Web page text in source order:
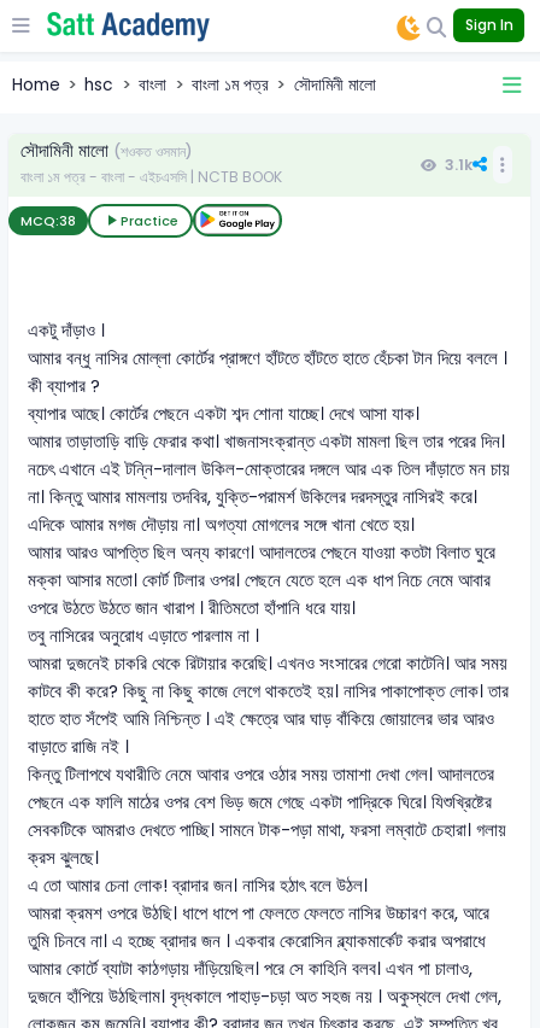
Sign In
Home hsc বাংলা বাংলা ১ম পত্র সৌদামিনী মালো
সৌদামিনী মালো (শওকত ওসমান)
বাংলা ১ম পত্র - বাংলা - এইচএসসি | NCTB BOOK
3.1k
MCQ:38 Practice
একটু দাঁড়াও ।
আমার বন্ধু নাসির মোল্লা কোর্টের প্রাঙ্গণে হাঁটতে হাঁটতে হাতে হেঁচকা টান দিয়ে বললে ।
কী ব্যাপার ?
ব্যাপার আছে। কোর্টের পেছনে একটা শব্দ শোনা যাচ্ছে। দেখে আসা যাক।
আমার তাড়াতাড়ি বাড়ি ফেরার কথা। খাজনাসংক্রান্ত একটা মামলা ছিল তার পরের দিন।
নচেৎ এখানে এই টন্নি-দালাল উকিল-মোক্তারের দঙ্গলে আর এক তিল দাঁড়াতে মন চায়
না। কিন্তু আমার মামলায় তদবির, যুক্তি-পরামর্শ উকিলের দরদস্তুর নাসিরই করে।
এদিকে আমার মগজ দৌড়ায় না। অগত্যা মোগলের সঙ্গে খানা খেতে হয়।
আমার আরও আপত্তি ছিল অন্য কারণে। আদালতের পেছনে যাওয়া কতটা বিলাত ঘুরে
মক্কা আসার মতো। কোর্ট টিলার ওপর। পেছনে যেতে হলে এক ধাপ নিচে নেমে আবার
ওপরে উঠতে উঠতে জান খারাপ । রীতিমতো হাঁপানি ধরে যায়।
তবু নাসিরের অনুরোধ এড়াতে পারলাম না ।
আমরা দুজনেই চাকরি থেকে রিটায়ার করেছি। এখনও সংসারের গেরো কাটেনি। আর সময়
কাটবে কী করে? কিছু না কিছু কাজে লেগে থাকতেই হয়। নাসির পাকাপোক্ত লোক। তার
হাতে হাত সঁপেই আমি নিশ্চিন্ত । এই ক্ষেত্রে আর ঘাড় বাঁকিয়ে জোয়ালের ভার আরও
বাড়াতে রাজি নই ।
কিন্তু টিলাপথে যথারীতি নেমে আবার ওপরে ওঠার সময় তামাশা দেখা গেল। আদালতের
পেছনে এক ফালি মাঠের ওপর বেশ ভিড় জমে গেছে একটা পাদ্রিকে ঘিরে। যিশুখ্রিষ্টের
সেবকটিকে আমরাও দেখতে পাচ্ছি। সামনে টাক-পড়া মাথা, ফরসা লম্বাটে চেহারা। গলায়
ক্রস ঝুলছে।
এ তো আমার চেনা লোক! ব্রাদার জন। নাসির হঠাৎ বলে উঠল।
আমরা ক্রমশ ওপরে উঠছি। ধাপে ধাপে পা ফেলতে ফেলতে নাসির উচ্চারণ করে, আরে
তুমি চিনবে না। এ হচ্ছে ব্রাদার জন । একবার কেরোসিন ব্ল্যাকমার্কেট করার অপরাধে
আমার কোর্টে ব্যাটা কাঠগড়ায় দাঁড়িয়েছিল। পরে সে কাহিনি বলব। এখন পা চালাও,
দুজনে হাঁপিয়ে উঠছিলাম। বৃদ্ধকালে পাহাড়-চড়া অত সহজ নয় । অকুস্থলে দেখা গেল,